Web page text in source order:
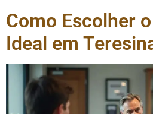
Como Escolher
Ideal em